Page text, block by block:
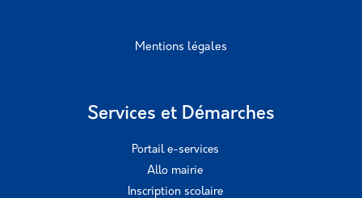
Mentions légales
Services et Démarches
Portail e-services
Allo mairie
Inscription scolaire